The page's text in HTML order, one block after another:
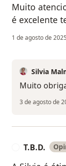
Muito
é excelente
1 de agosto de 2025
Silvia
Muito
3 de agosto de
T.B.D.